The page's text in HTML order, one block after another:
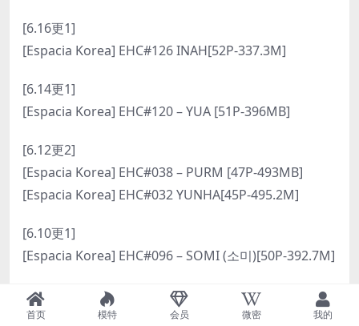
[6.16更1]
[Espacia Korea] EHC#126 INAH[52P-337.3M]
[6.14更1]
[Espacia Korea] EHC#120 – YUA [51P-396MB]
[6.12更2]
[Espacia Korea] EHC#038 – PURM [47P-493MB]
[Espacia Korea] EHC#032 YUNHA[45P-495.2M]
[6.10更1]
[Espacia Korea] EHC#096 – SOMI (소미)[50P-392.7M]
[6.8更1]
[Espacia Korea] EXM#003 TSUBAKI
首页 模特 会员 微密 我的